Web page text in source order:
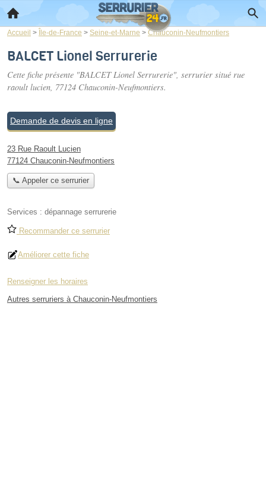
Accueil > Île-de-France > Seine-et-Marne > Chauconin-Neufmontiers
BALCET Lionel Serrurerie
Cette fiche présente "BALCET Lionel Serrurerie", serrurier situé rue
raoult lucien, 77124 Chauconin-Neufmontiers.
Demande de devis en ligne
23 Rue Raoult Lucien
77124 Chauconin-Neufmontiers
📞 Appeler ce serrurier
Services : dépannage serrurerie
Recommander ce serrurier
Améliorer cette fiche
Renseigner les horaires
Autres serruriers à Chauconin-Neufmontiers